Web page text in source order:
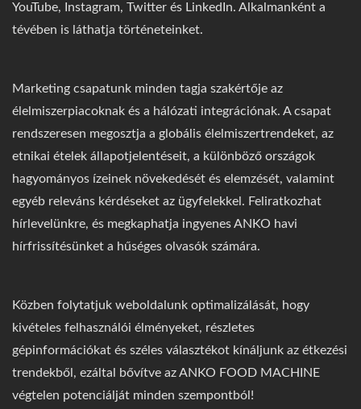
YouTube, Instagram, Twitter és LinkedIn. Alkalmanként a
tévében is láthatja történeteinket.
Marketing csapatunk minden tagja szakértője az
élelmiszerpiacoknak és a hálózati integrációnak. A csapat
rendszeresen megosztja a globális élelmiszertrendeket, az
etnikai ételek állapotjelentéseit, a különböző országok
hagyományos ízeinek növekedését és elemzését, valamint
egyéb releváns kérdéseket az ügyfelekkel. Feliratkozhat
hírlevelünkre, és megkaphatja ingyenes ANKO havi
hírfrissítésünket a hűséges olvasók számára.
Közben folytatjuk weboldalunk optimalizálását, hogy
kivételes felhasználói élményeket, részletes
gépinformációkat és széles választékot kínáljunk az étkezési
trendekből, ezáltal bővítve az ANKO FOOD MACHINE
végtelen potenciálját minden szempontból!